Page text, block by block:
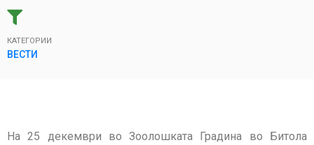
КАТЕГОРИИ
ВЕСТИ
На 25 декември во Зоолошката Градина во Битола